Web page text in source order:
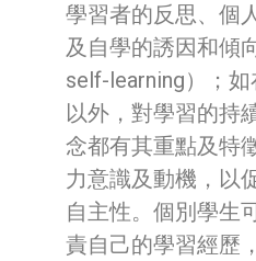
學習者的反思、個
及自學的誘因和傾
self-learning）；
以外，對學習的持
念都有其重點及特
力意識及動機，以
自主性。個別學生
責自己的學習經歷